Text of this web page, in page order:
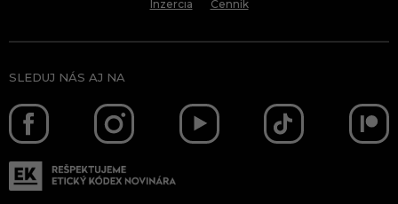
Inzercia Cenník
SLEDUJ NÁS AJ NA